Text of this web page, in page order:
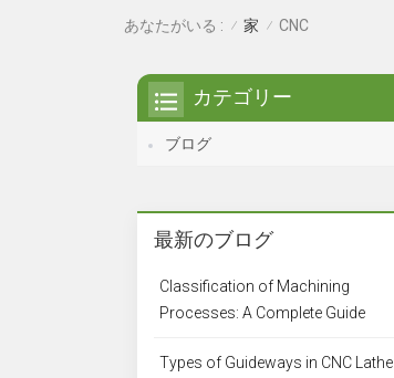
あなたがいる : / 家 / CNC
カテゴリー
ブログ
最新のブログ
Classification of Machining
Processes: A Complete Guide
Types of Guideways in CNC Lathe